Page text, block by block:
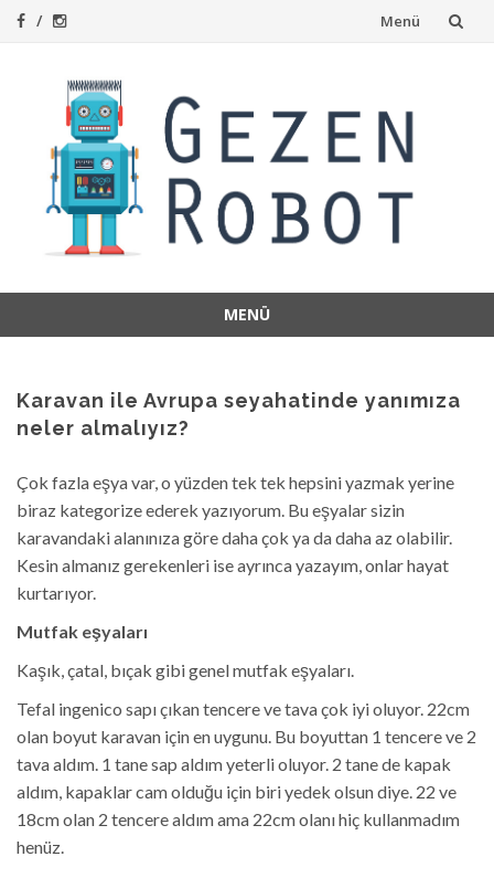
Menü
MENÜ
Karavan ile Avrupa seyahatinde yanımıza
neler almalıyız?
Çok fazla eşya var, o yüzden tek tek hepsini yazmak yerine
biraz kategorize ederek yazıyorum. Bu eşyalar sizin
karavandaki alanınıza göre daha çok ya da daha az olabilir.
Kesin almanız gerekenleri ise ayrınca yazayım, onlar hayat
kurtarıyor.
Mutfak eşyaları
Kaşık, çatal, bıçak gibi genel mutfak eşyaları.
Tefal ingenico sapı çıkan tencere ve tava çok iyi oluyor. 22cm
olan boyut karavan için en uygunu. Bu boyuttan 1 tencere ve 2
tava aldım. 1 tane sap aldım yeterli oluyor. 2 tane de kapak
aldım, kapaklar cam olduğu için biri yedek olsun diye. 22 ve
18cm olan 2 tencere aldım ama 22cm olanı hiç kullanmadım
henüz.